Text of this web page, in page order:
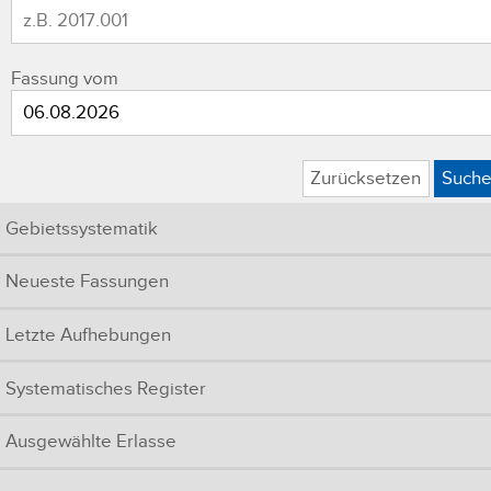
Fassung vom
Zurücksetzen
Gebietssystematik
Neueste Fassungen
Letzte Aufhebungen
Systematisches Register
Ausgewählte Erlasse